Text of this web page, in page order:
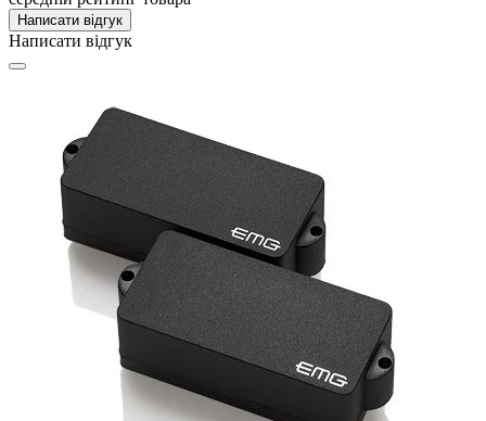
Написати відгук
Написати відгук